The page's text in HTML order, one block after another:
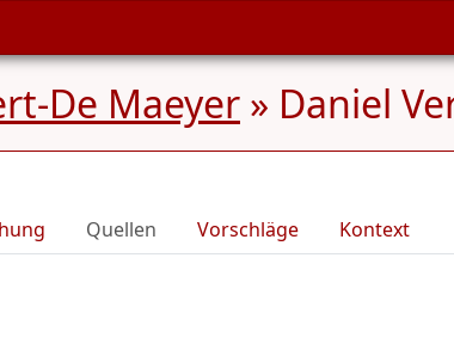
De Maeyer » Daniel
Quellen Vorschläge Kontext